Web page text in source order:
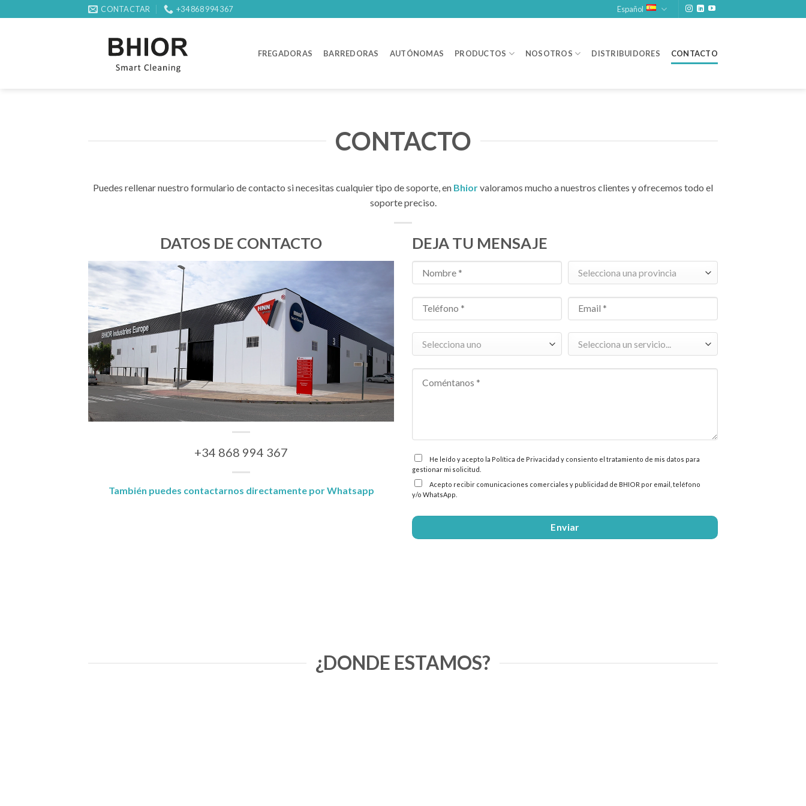
al
CONTACTAR +34 868 994 367 Español
FREGADORAS BARREDORAS AUTÓNOMAS PRODUCTOS NOSOTROS DISTRIBUIDORES CONTACTO
CONTACTO
Puedes rellenar nuestro formulario de contacto si necesitas cualquier tipo de soporte, en Bhiorvaloramos mucho a nuestros clientes y ofrecemos todo el
soporte preciso.
DATOS DE CONTACTO
+34 868 994 367
También puedes contactarnos directamente por Whatsapp
DEJA TU MENSAJE
He leído y acepto la Política de Privacidad y consiento el tratamiento de mis datos para
gestionar mi solicitud.
Acepto recibir comunicaciones comerciales y publicidad de BHIOR por email, teléfono
y/o WhatsApp.
¿DONDE ESTAMOS?